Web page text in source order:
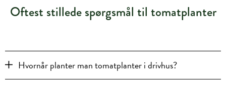
Oftest stillede spørgsmål til tomatplanter
Hvornår planter man tomatplanter i drivhus?